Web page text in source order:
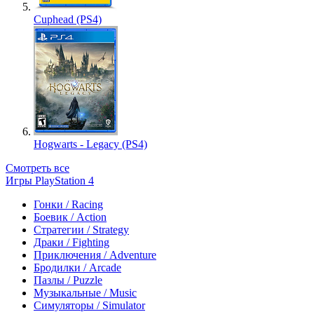
Cuphead (PS4)
Hogwarts - Legacy (PS4)
Смотреть все
Игры PlayStation 4
Гонки / Racing
Боевик / Action
Стратегии / Strategy
Драки / Fighting
Приключения / Adventure
Бродилки / Arcade
Пазлы / Puzzle
Музыкальные / Music
Симуляторы / Simulator